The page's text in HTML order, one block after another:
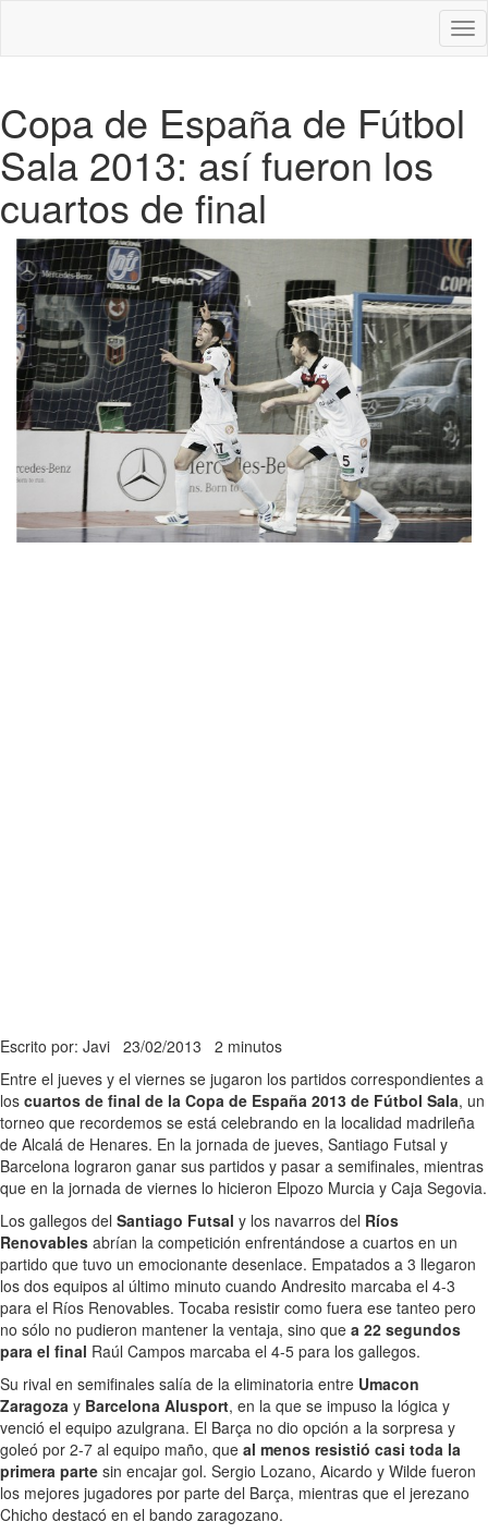
Copa de España de Fútbol
Sala 2013: así fueron los
cuartos de final
Escrito por: Javi 23/02/2013 2 minutos
Entre el jueves y el viernes se jugaron los partidos correspondientes a
los cuartos de final de la Copa de España 2013 de Fútbol Sala, un
torneo que recordemos se está celebrando en la localidad madrileña
de Alcalá de Henares. En la jornada de jueves, Santiago Futsal y
Barcelona lograron ganar sus partidos y pasar a semifinales, mientras
que en la jornada de viernes lo hicieron Elpozo Murcia y Caja Segovia.
Los gallegos del Santiago Futsal y los navarros del Ríos
Renovables abrían la competición enfrentándose a cuartos en un
partido que tuvo un emocionante desenlace. Empatados a 3 llegaron
los dos equipos al último minuto cuando Andresito marcaba el 4-3
para el Ríos Renovables. Tocaba resistir como fuera ese tanteo pero
no sólo no pudieron mantener la ventaja, sino que a 22 segundos
para el final Raúl Campos marcaba el 4-5 para los gallegos.
Su rival en semifinales salía de la eliminatoria entre Umacon
Zaragoza y Barcelona Alusport, en la que se impuso la lógica y
venció el equipo azulgrana. El Barça no dio opción a la sorpresa y
goleó por 2-7 al equipo maño, que al menos resistió casi toda la
primera parte sin encajar gol. Sergio Lozano, Aicardo y Wilde fueron
los mejores jugadores por parte del Barça, mientras que el jerezano
Chicho destacó en el bando zaragozano.